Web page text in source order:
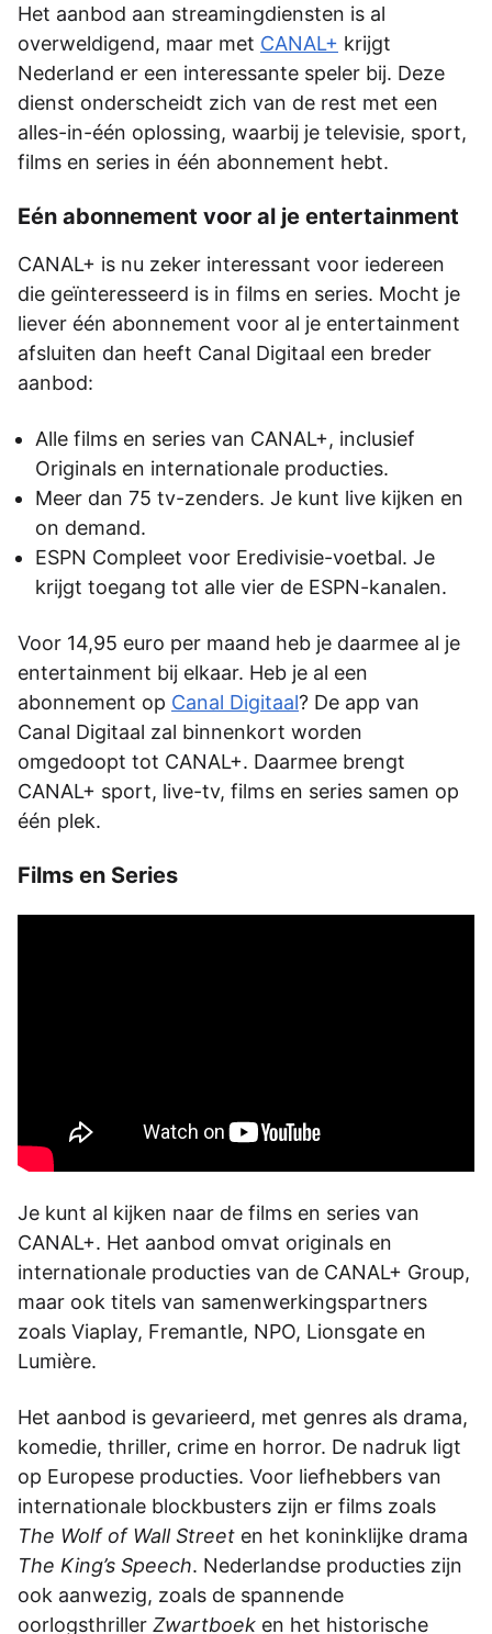
Het aanbod aan streamingdiensten is al
overweldigend, maar met CANAL+ krijgt
Nederland er een interessante speler bij. Deze
dienst onderscheidt zich van de rest met een
alles-in-één oplossing, waarbij je televisie, sport,
films en series in één abonnement hebt.
Eén abonnement voor al je entertainment
CANAL+ is nu zeker interessant voor iedereen
die geïnteresseerd is in films en series. Mocht je
liever één abonnement voor al je entertainment
afsluiten dan heeft Canal Digitaal een breder
aanbod:
Alle films en series van CANAL+, inclusief
Originals en internationale producties.
Meer dan 75 tv-zenders. Je kunt live kijken en
on demand.
ESPN Compleet voor Eredivisie-voetbal. Je
krijgt toegang tot alle vier de ESPN-kanalen.
Voor 14,95 euro per maand heb je daarmee al je
entertainment bij elkaar. Heb je al een
abonnement op Canal Digitaal? De app van
Canal Digitaal zal binnenkort worden
omgedoopt tot CANAL+. Daarmee brengt
CANAL+ sport, live-tv, films en series samen op
één plek.
Films en Series
Je kunt al kijken naar de films en series van
CANAL+. Het aanbod omvat originals en
internationale producties van de CANAL+ Group,
maar ook titels van samenwerkingspartners
zoals Viaplay, Fremantle, NPO, Lionsgate en
Lumière.
Het aanbod is gevarieerd, met genres als drama,
komedie, thriller, crime en horror. De nadruk ligt
op Europese producties. Voor liefhebbers van
internationale blockbusters zijn er films zoals
The Wolf of Wall Street en het koninklijke drama
The King’s Speech. Nederlandse producties zijn
ook aanwezig, zoals de spannende
oorlogsthriller Zwartboek en het historische